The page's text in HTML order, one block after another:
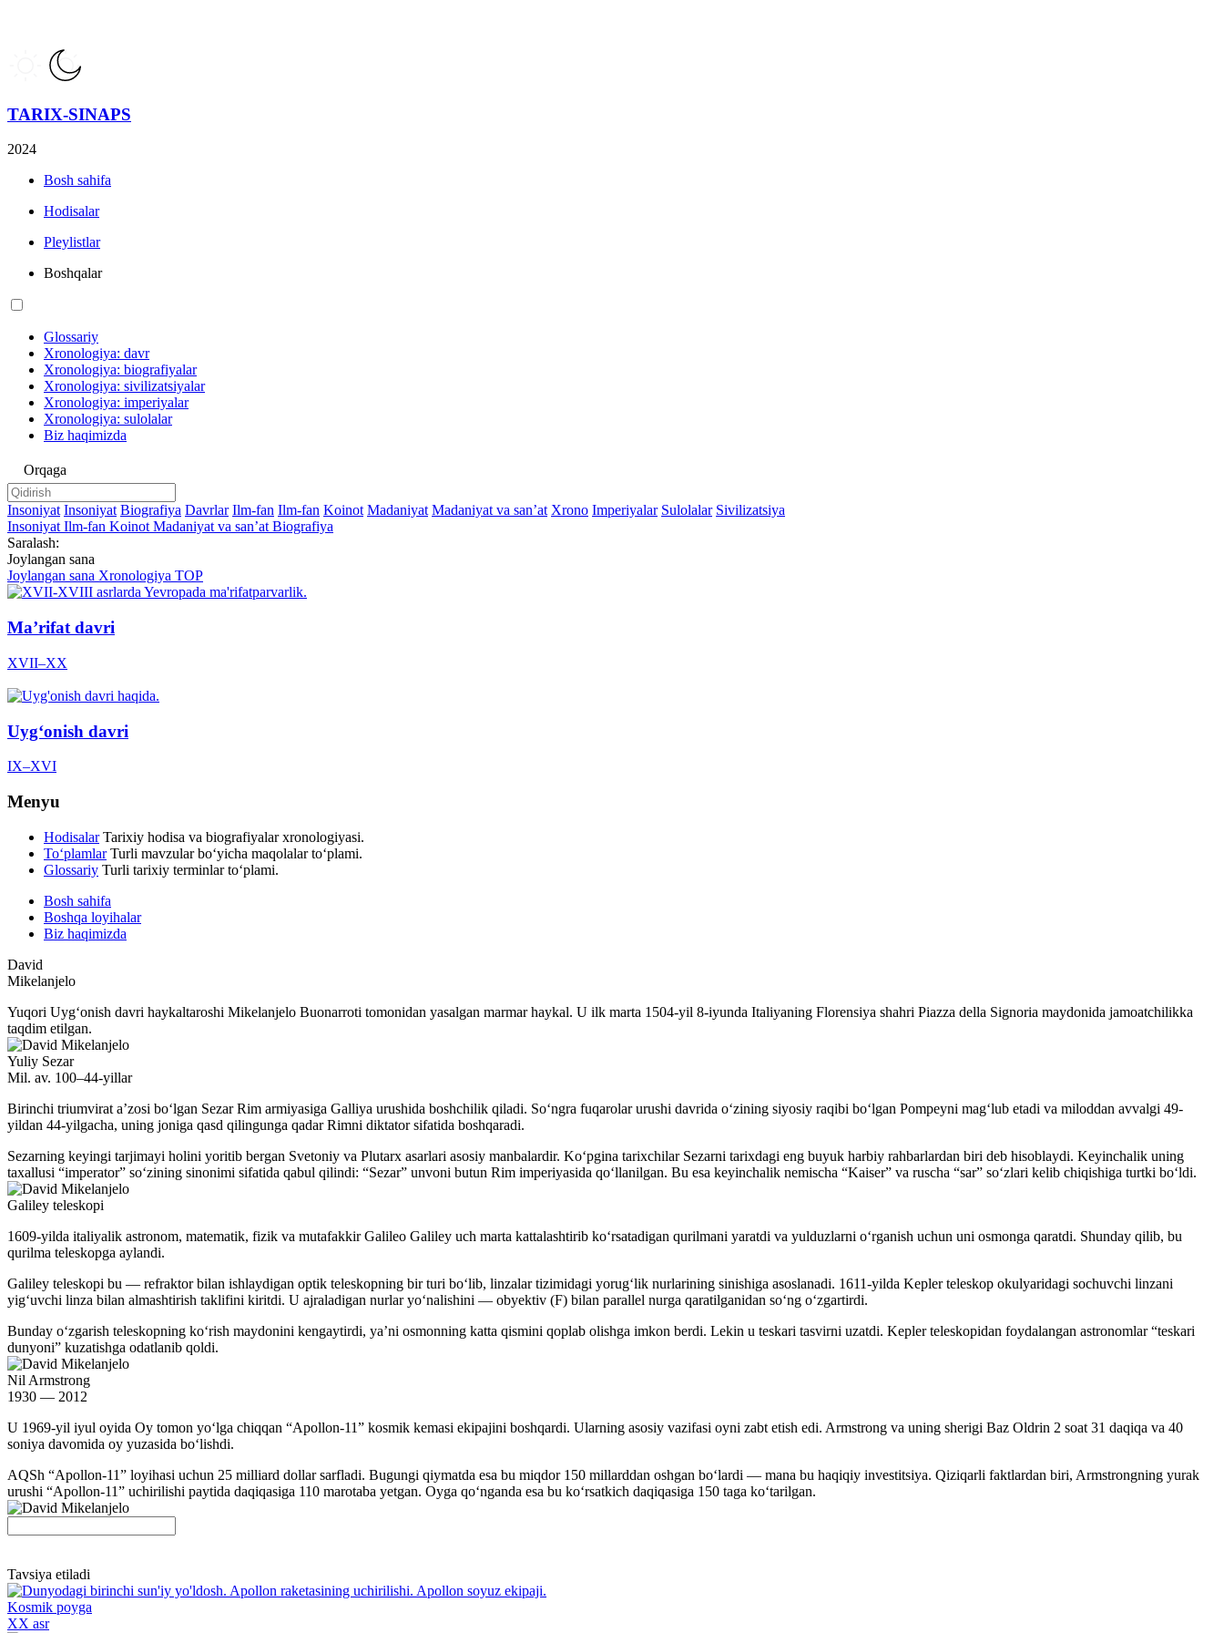
TARIX-SINAPS
2024
Bosh sahifa
Hodisalar
Pleylistlar
Boshqalar
Glossariy
Xronologiya: davr
Xronologiya: biografiyalar
Xronologiya: sivilizatsiyalar
Xronologiya: imperiyalar
Xronologiya: sulolalar
Biz haqimizda
Orqaga
Insoniyat Insoniyat Biografiya Davrlar Ilm-fan Ilm-fan Koinot Madaniyat Madaniyat va sanʼat Xrono Imperiyalar Sulolalar Sivilizatsiya
InsoniyatIlm-fan KoinotMadaniyat va sanʼatBiografiya
Saralash:
Joylangan sana
Joylangan sana Xronologiya TOP
Maʼrifat davri
XVII–XX
Uygʻonish davri
IX–XVI
Menyu
Hodisalar Tarixiy hodisa va biografiyalar xronologiyasi.
To‘plamlar Turli mavzular bo‘yicha maqolalar to‘plami.
Glossariy Turli tarixiy terminlar to‘plami.
Bosh sahifa
Boshqa loyihalar
Biz haqimizda
David
Mikelanjelo
Yuqori Uygʻonish davri haykaltaroshi Mikelanjelo Buonarroti tomonidan yasalgan marmar haykal. U ilk marta 1504-yil 8-iyunda Italiyaning Florensiya shahri Piazza della Signoria maydonida jamoatchilikka
taqdim etilgan.
Yuliy Sezar
Mil. av. 100–44-yillar
Birinchi triumvirat aʼzosi boʻlgan Sezar Rim armiyasiga Galliya urushida boshchilik qiladi. Soʻngra fuqarolar urushi davrida oʻzining siyosiy raqibi boʻlgan Pompeyni magʻlub etadi va miloddan avvalgi 49-
yildan 44-yilgacha, uning joniga qasd qilingunga qadar Rimni diktator sifatida boshqaradi.
Sezarning keyingi tarjimayi holini yoritib bergan Svetoniy va Plutarx asarlari asosiy manbalardir. Koʻpgina tarixchilar Sezarni tarixdagi eng buyuk harbiy rahbarlardan biri deb hisoblaydi. Keyinchalik uning
taxallusi “imperator” soʻzining sinonimi sifatida qabul qilindi: “Sezar” unvoni butun Rim imperiyasida qoʻllanilgan. Bu esa keyinchalik nemischa “Kaiser” va ruscha “sar” soʻzlari kelib chiqishiga turtki boʻldi.
Galiley teleskopi
1609-yilda italiyalik astronom, matematik, fizik va mutafakkir Galileo Galiley uch marta kattalashtirib koʻrsatadigan qurilmani yaratdi va yulduzlarni oʻrganish uchun uni osmonga qaratdi. Shunday qilib, bu
qurilma teleskopga aylandi.
Galiley teleskopi bu — refraktor bilan ishlaydigan optik teleskopning bir turi boʻlib, linzalar tizimidagi yorugʻlik nurlarining sinishiga asoslanadi. 1611-yilda Kepler teleskop okulyaridagi sochuvchi linzani
yigʻuvchi linza bilan almashtirish taklifini kiritdi. U ajraladigan nurlar yoʻnalishini — obyektiv (F) bilan parallel nurga qaratilganidan soʻng oʻzgartirdi.
Bunday oʻzgarish teleskopning koʻrish maydonini kengaytirdi, yaʼni osmonning katta qismini qoplab olishga imkon berdi. Lekin u teskari tasvirni uzatdi. Kepler teleskopidan foydalangan astronomlar “teskari
dunyoni” kuzatishga odatlanib qoldi.
Nil Armstrong
1930 — 2012
U 1969-yil iyul oyida Oy tomon yoʻlga chiqqan “Apollon-11” kosmik kemasi ekipajini boshqardi. Ularning asosiy vazifasi oyni zabt etish edi. Armstrong va uning sherigi Baz Oldrin 2 soat 31 daqiqa va 40
soniya davomida oy yuzasida boʻlishdi.
AQSh “Apollon-11” loyihasi uchun 25 milliard dollar sarfladi. Bugungi qiymatda esa bu miqdor 150 millarddan oshgan boʻlardi — mana bu haqiqiy investitsiya. Qiziqarli faktlardan biri, Armstrongning yurak
urushi “Apollon-11” uchirilishi paytida daqiqasiga 110 marotaba yetgan. Oyga qoʻnganda esa bu koʻrsatkich daqiqasiga 150 taga koʻtarilgan.
Tavsiya etiladi
Kosmik poyga
XX asr